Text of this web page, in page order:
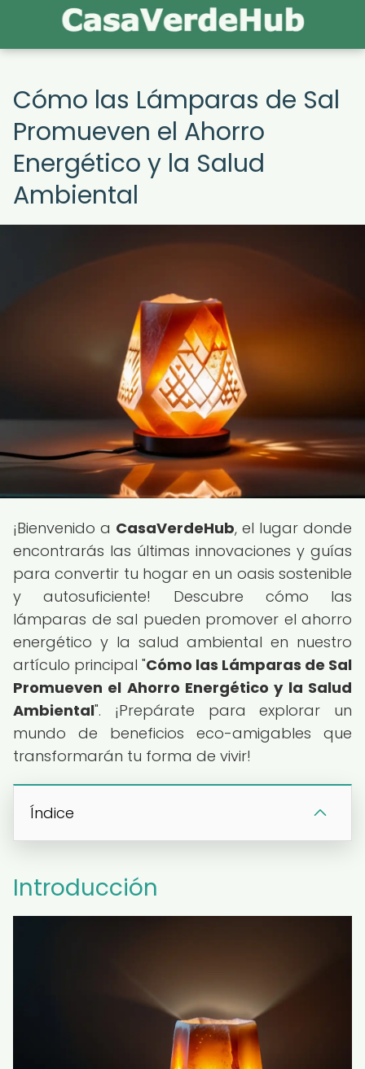
Cómo las Lámparas de Sal
Promueven el Ahorro
Energético y la Salud
Ambiental
¡Bienvenido a CasaVerdeHub, el lugar donde
encontrarás las últimas innovaciones y guías
para convertir tu hogar en un oasis sostenible
y autosuficiente! Descubre cómo las
lámparas de sal pueden promover el ahorro
energético y la salud ambiental en nuestro
artículo principal "Cómo las Lámparas de Sal
Promueven el Ahorro Energético y la Salud
Ambiental". ¡Prepárate para explorar un
mundo de beneficios eco-amigables que
transformarán tu forma de vivir!
Índice
Introducción